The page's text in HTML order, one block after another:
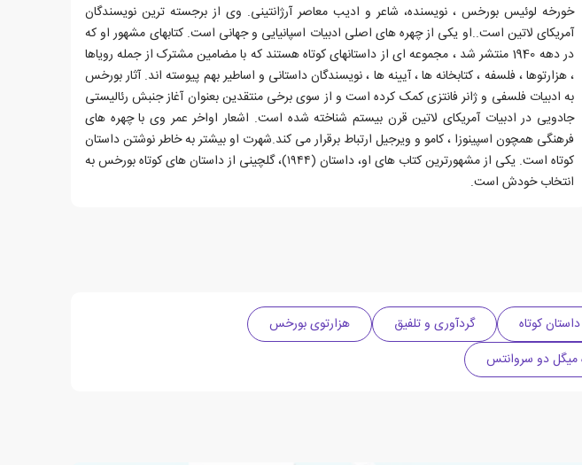
خورخه لوئیس بورخس ، نویسنده، شاعر و ادیب معاصر آرژانتینی. وی از برجسته ترین نویسندگان
آمریکای لاتین است..او یکی از چهره های اصلی ادبیات اسپانیایی و جهانی است. کتابهای مشهور او که
در دهه 1940 منتشر شد ، مجموعه ای از داستانهای کوتاه هستند که با مضامین مشترک از جمله رویاها
، هزارتوها ، فلسفه ، کتابخانه ها ، آیینه ها ، نویسندگان داستانی و اساطیر بهم پیوسته اند. آثار بورخس
به ادبیات فلسفی و ژانر فانتزی کمک کرده است و از سوی برخی منتقدین بعنوان آغاز جنبش رئالیستی
جادویی در ادبیات آمریکای لاتین قرن بیستم شناخته شده است. اشعار اواخر عمر وی با چهره های
فرهنگی همچون اسپینوزا ، کامو و ویرجیل ارتباط برقرار می کند.شهرت او بیشتر به خاطر نوشتن داستان
کوتاه است. یکی از مشهورترین کتاب های او، داستان (۱۹۴۴)، گلچینی از داستان های کوتاه بورخس به
انتخاب خودش است.
داستان کوتاه گردآوری و تلفیق
هزارتوی بورخس
میگل دو سروانتس